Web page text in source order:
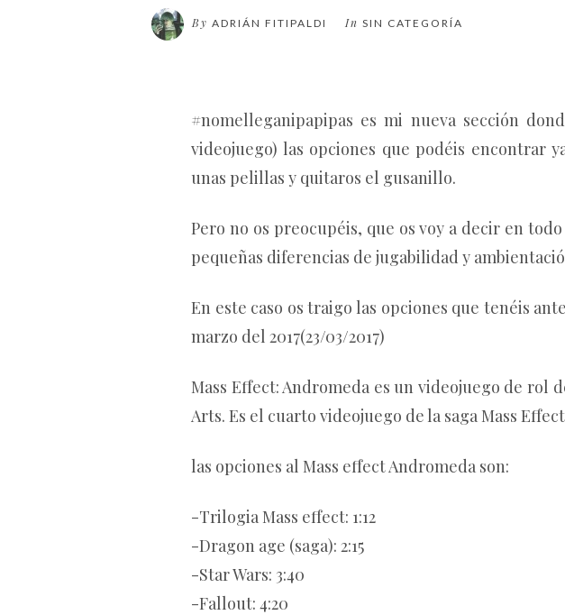
By ADRIÁN FITIPALDI In SIN CATEGORÍA
#nomelleganipapipas es mi nueva sección
videojuego) las opciones que podéis encontrar
unas pelillas y quitaros el gusanillo.
Pero no os preocupéis, que os voy a decir en
pequeñas diferencias de jugabilidad y
En este caso os traigo las opciones que tenéis
marzo del 2017(23/03/2017)
Mass Effect: Andromeda es un videojuego de rol
Arts. Es el cuarto videojuego de la saga Mass
las opciones al Mass effect Andromeda son:
-Trilogia Mass effect: 1:12
-Dragon age (saga): 2:15
-Star Wars: 3:40
-Fallout: 4:20